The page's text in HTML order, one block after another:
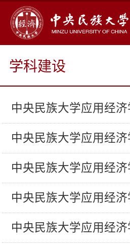
学科建设
中央民族大学应用经
中央民族大学应用经
中央民族大学应用经
中央民族大学应用经
中央民族大学应用经